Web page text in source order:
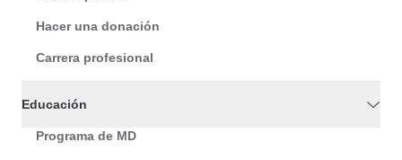
Hacer una donación
Carrera profesional
Educación
Programa de MD